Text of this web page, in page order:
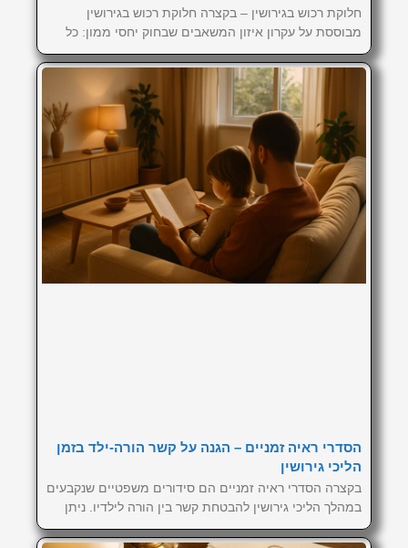
חלוקת רכוש בגירושין – בקצרה חלוקת רכוש בגירושין
מבוססת על עקרון איזון המשאבים שבחוק יחסי ממון: כל
הסדרי ראיה זמניים – הגנה על קשר הורה-ילד בזמן
הליכי גירושין
בקצרה הסדרי ראיה זמניים הם סידורים משפטיים שנקבעים
במהלך הליכי גירושין להבטחת קשר בין הורה לילדיו. ניתן